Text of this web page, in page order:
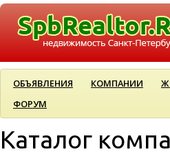
ОБЪЯВЛЕНИЯ КОМПАНИИ
ФОРУМ
Каталог